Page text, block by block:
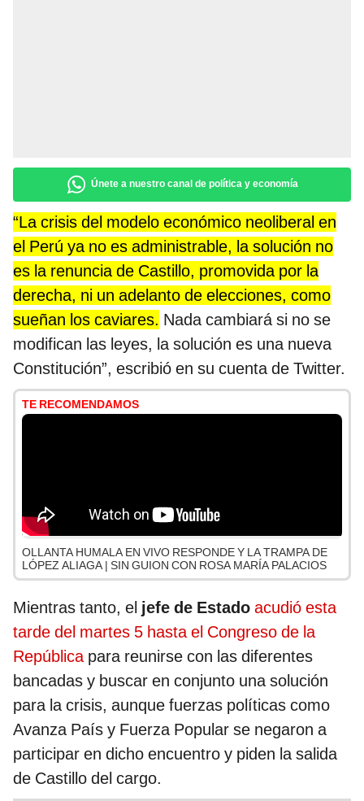
Únete a nuestro canal de política y economía
“La crisis del modelo económico neoliberal en
el Perú ya no es administrable, la solución no
es la renuncia de Castillo, promovida por la
derecha, ni un adelanto de elecciones, como
sueñan los caviares. Nada cambiará si no se
modifican las leyes, la solución es una nueva
Constitución”, escribió en su cuenta de Twitter.
TE RECOMENDAMOS
OLLANTA HUMALA EN VIVO RESPONDE Y LA TRAMPA DE
LÓPEZ ALIAGA | SIN GUION CON ROSA MARÍA PALACIOS
Mientras tanto, el jefe de Estado acudió esta
tarde del martes 5 hasta el Congreso de la
Repúblicapara reunirse con las diferentes
bancadas y buscar en conjunto una solución
para la crisis, aunque fuerzas políticas como
Avanza País y Fuerza Popular se negaron a
participar en dicho encuentro y piden la salida
de Castillo del cargo.